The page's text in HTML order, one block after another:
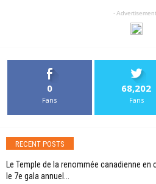
-
0
Fans
68,202
Fans
RECENT POSTS
Le Temple de la renommée canadienne
le 7e gala annuel...